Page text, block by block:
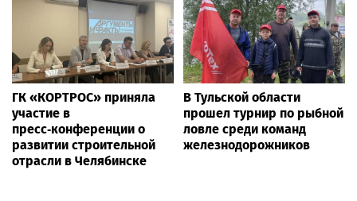
ГК «КОРТРОС» приняла
участие в
пресс‑конференции о
развитии строительной
отрасли в Челябинске
В Тульской области
прошел турнир по рыбной
ловле среди команд
железнодорожников